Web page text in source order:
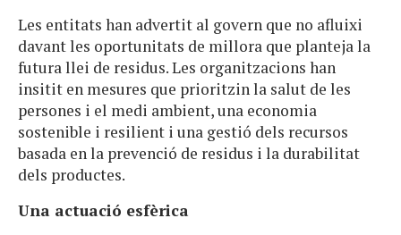
Les entitats han advertit al govern que no afluixi
davant les oportunitats de millora que planteja la
futura llei de residus. Les organitzacions han
insitit en mesures que prioritzin la salut de les
persones i el medi ambient, una economia
sostenible i resilient i una gestió dels recursos
basada en la prevenció de residus i la durabilitat
dels productes.
Una actuació esfèrica